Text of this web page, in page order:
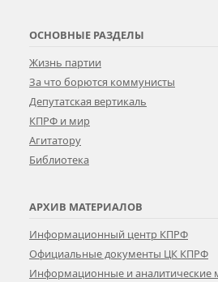
ОСНОВНЫЕ РАЗДЕЛЫ
Жизнь партии
За что борются коммунисты
Депутатская вертикаль
КПРФ и мир
Агитатору
Библиотека
АРХИВ МАТЕРИАЛОВ
Информационный центр КПРФ
Официальные документы ЦК КПРФ
Информационные и аналитические